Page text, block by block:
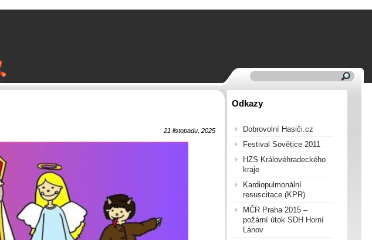
21 listopadu, 2025
Odkazy
Dobrovolní Hasiči.cz
Festival Sovětice 2011
HZS Královéhradeckého
kraje
Kardiopulmonální
resuscitace (KPR)
MČR Praha 2015 –
požární útok SDH Horní
Lánov